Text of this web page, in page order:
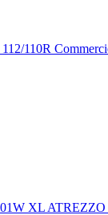
110R
XL ATREZZO